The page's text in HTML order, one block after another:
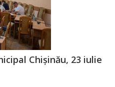
Chișinău, 23 iulie